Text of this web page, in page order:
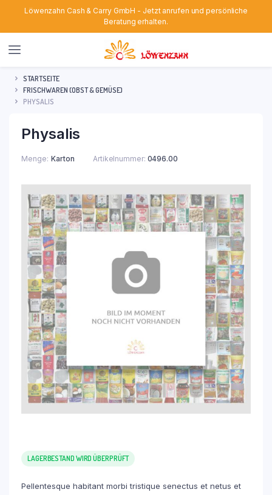
Löwenzahn Cash & Carry GmbH - Jetzt anrufen und persönliche
Beratung erhalten.
STARTSEITE
FRISCHWAREN (OBST & GEMÜSE)
PHYSALIS
Physalis
Menge Karton Artikelnummer: 0496.00
LAGERBESTAND WIRD ÜBERPRÜFT
Pellentesque habitant morbi tristique senectus et netus et